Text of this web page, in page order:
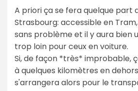
A priori ça se fera quelque part
Strasbourg: accessible en
sans problème et il y aura bien
trop loin pour ceux en voiture.
Si, de façon *très* improbable,
à quelques kilomètres en
s'arrangera alors pour le